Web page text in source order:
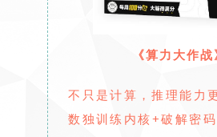
《算力大作战
不只是计算，推理能力
数独训练内核+破解密